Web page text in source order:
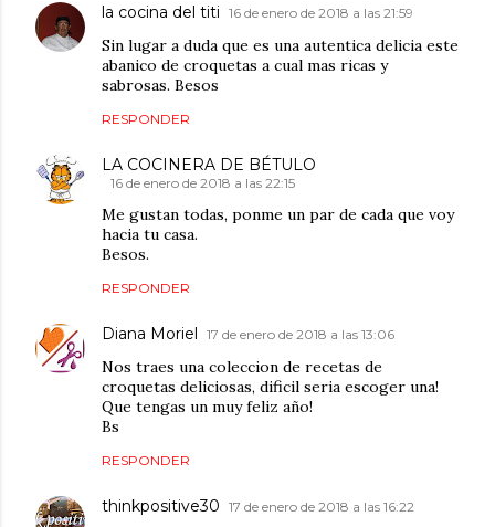
la cocina del titi 16 de enero de 2018 a las 21:59
Sin lugar a duda que es una autentica delicia este
abanico de croquetas a cual mas ricas y
sabrosas. Besos
RESPONDER
LA COCINERA DE BÉTULO
16 de enero de 2018 a las 22:15
Me gustan todas, ponme un par de cada que voy
hacia tu casa.
Besos.
RESPONDER
Diana Moriel 17 de enero de 2018 a las 13:06
Nos traes una coleccion de recetas de
croquetas deliciosas, dificil seria escoger una!
Que tengas un muy feliz año!
Bs
RESPONDER
thinkpositive30 17 de enero de 2018 a las 16:22